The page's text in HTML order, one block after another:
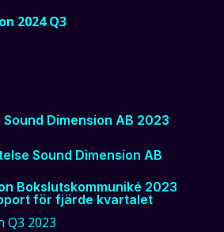
2024 Q3
Dimension AB 2023
Sound Dimension AB
Bokslutskommuniké 2023
för fjärde kvartalet
Q3 2023